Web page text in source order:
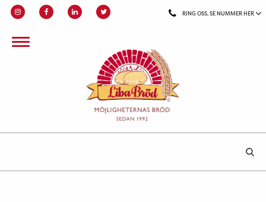
RING OSS, SE NUMMER HER